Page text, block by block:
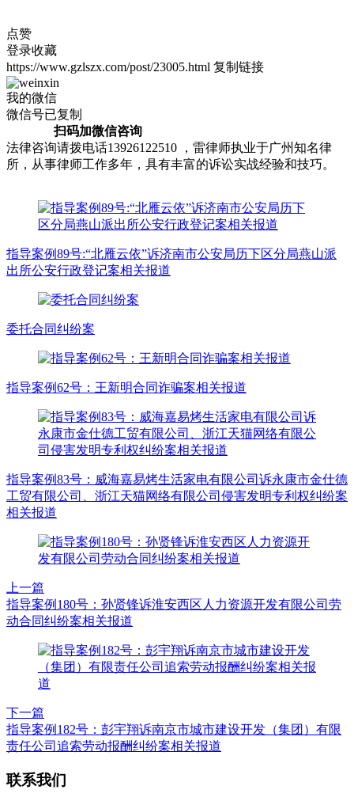
点赞
登录收藏
https://www.gzlszx.com/post/23005.html 复制链接
我的微信
微信号已复制
扫码加微信咨询
法律咨询请拨电话13926122510 ，雷律师执业于广州知名律
所，从事律师工作多年，具有丰富的诉讼实战经验和技巧。
指导案例89号:“北雁云依”诉济南市公安局历下区分局燕山派
出所公安行政登记案相关报道
委托合同纠纷案
指导案例62号：王新明合同诈骗案相关报道
指导案例83号：威海嘉易烤生活家电有限公司诉永康市金仕德
工贸有限公司、浙江天猫网络有限公司侵害发明专利权纠纷案
相关报道
上一篇
指导案例180号：孙贤锋诉淮安西区人力资源开发有限公司劳
动合同纠纷案相关报道
下一篇
指导案例182号：彭宇翔诉南京市城市建设开发（集团）有限
责任公司追索劳动报酬纠纷案相关报道
联系我们